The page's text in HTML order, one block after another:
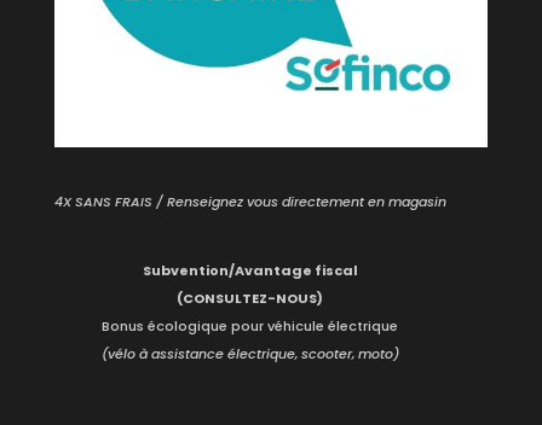
4X SANS FRAIS / Renseignez vous directement en magasin
Subvention/Avantage fiscal
(CONSULTEZ-NOUS)
Bonus écologique pour véhicule électrique
(vélo à assistance électrique, scooter, moto)